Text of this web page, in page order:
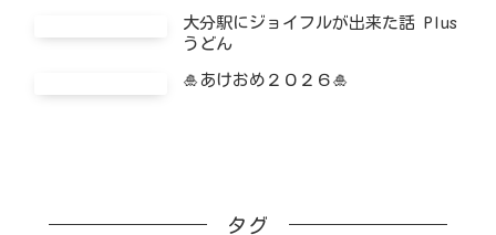
大分駅にジョイフルが出来た話 Plus
うどん
🎍あけおめ２０２６🎍
タグ